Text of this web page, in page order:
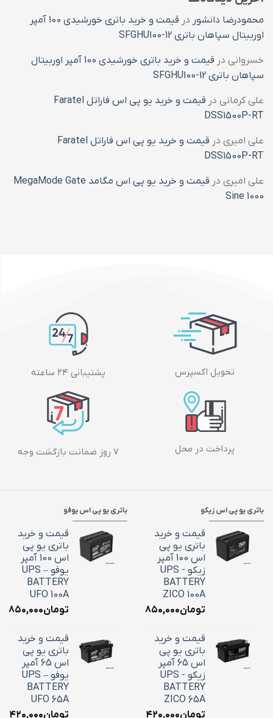
محمودرضا دانشور در
قیمت و خرید باتری خورشیدی 100 آمپر
اوربیتال سپاهان باتری SFGHU100-12
خسروانی در
قیمت و خرید باتری خورشیدی 100 آمپر اوربیتال
سپاهان باتری SFGHU100-12
علی کرمانی در
قیمت و خرید یو پی اس فاراتل Faratel
DSS1500P-RT
علی امیری در
قیمت و خرید یو پی اس فاراتل Faratel
DSS1500P-RT
علی امیری در
قیمت و خرید یو پی اس مگامد MegaMode Gate
Sine 1000
تحویل اکسپرس پشتیبانی ۲۴ ساعته
پرداخت در محل ۷ روز ضمانت بازگشت وجه
باتری یو پی اس زیکو
قیمت و خرید
باتری یو پی
اس 100 آمپر
زیکو - UPS
BATTERY
ZICO 100A
تومان۳۶,۸۵۰,۰۰۰
قیمت و خرید
باتری یو پی
اس 65 آمپر
زیکو - UPS
BATTERY
ZICO 65A
تومان۲۴,۴۲۰,۰۰۰
باتری یو پی اس یوفو
قیمت و خرید
باتری یو پی
اس 100 آمپر
یوفو – UPS
BATTERY
UFO 100A
تومان
قیمت و خرید
باتری یو پی
اس 65 آمپر
یوفو – UPS
BATTERY
UFO 65A
تومان